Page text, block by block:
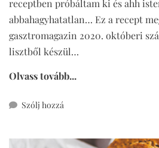
receptben próbáltam ki és ahh
abbahagyhatatlan… Ez a recept
gasztromagazin 2020. októberi
lisztből készül…
Olvass tovább...
Szólj hozzá
pogácsa